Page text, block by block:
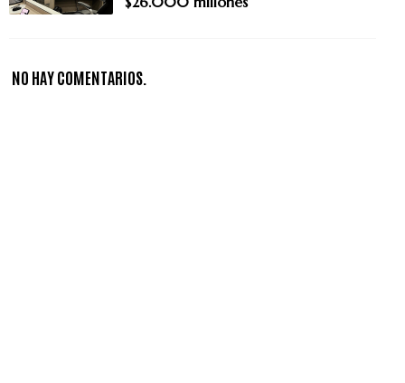
NO HAY COMENTARIOS.